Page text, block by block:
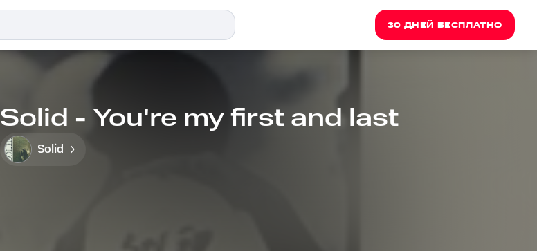
30 ДНЕЙ БЕСПЛАТНО
Solid - You're my first and last
Solid